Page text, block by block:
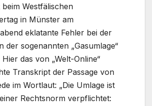
Westfälischen
in Münster am
eklatante Fehler bei der
der sogenannten „Gasumlage“
das von „Welt-Online“
Transkript der Passage von
im Wortlaut: „Die Umlage ist
Rechtsnorm verpflichtet: